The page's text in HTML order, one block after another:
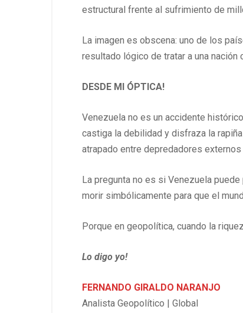
estructural frente al sufrimiento de
La imagen es obscena: uno de los
resultado lógico de tratar a una nación
DESDE MI ÓPTICA!
Venezuela no es un accidente
castiga la debilidad y disfraza la
atrapado entre depredadores
La pregunta no es si Venezuela
morir simbólicamente para que el
Porque en geopolítica, cuando la
Lo digo yo!
FERNANDO GIRALDO NARANJO
Analista Geopolítico | Global